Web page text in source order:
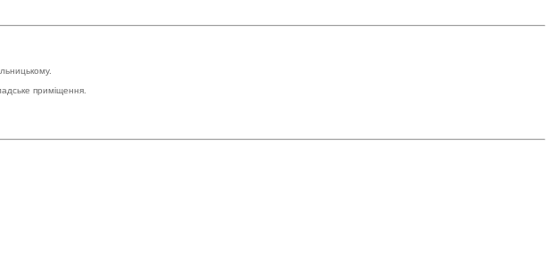
приміщення.